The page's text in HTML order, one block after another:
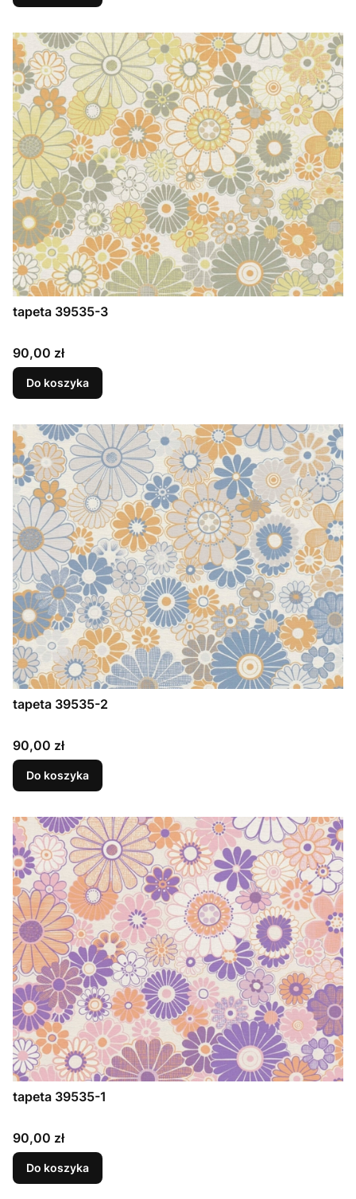
tapeta 39535-3
Cena
90,00 zł
Do koszyka
tapeta 39535-2
Cena
90,00 zł
Do koszyka
tapeta 39535-1
Cena
90,00 zł
Do koszyka